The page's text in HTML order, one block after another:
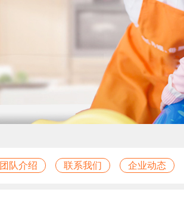
团队介绍 联系我们 企业动态